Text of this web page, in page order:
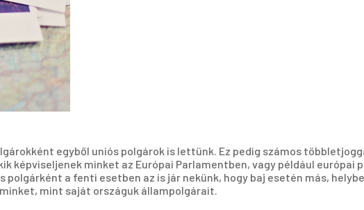
egyből uniós polgárok is lettünk. Ez pedig számos
minket az Európai Parlamentben, vagy például európai
a fenti esetben az is jár nekünk, hogy baj esetén más,
mint saját országuk állampolgárait.